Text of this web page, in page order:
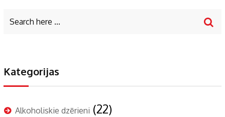
Kategorijas
Alkoholiskie dzērieni (22)